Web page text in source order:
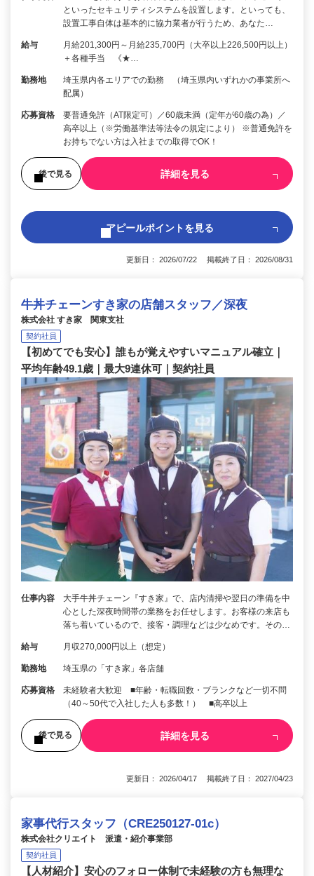
といったセキュリティシステムを設置します。といっても、
設置工事自体は基本的に協力業者が行うため、あなた…
給与
月給201,300円～月給235,700円（大卒以上226,500円以上）
＋各種手当 《★…
勤務地
埼玉県内各エリアでの勤務 （埼玉県内いずれかの事業所へ
配属）
応募資格
要普通免許（AT限定可）／60歳未満（定年が60歳の為）／
高卒以上（※労働基準法等法令の規定により） ※普通免許を
お持ちでない方は入社までの取得でOK！
後で見る 詳細を見る
アピールポイントを見る
更新日： 2026/07/22 掲載終了日： 2026/08/31
牛丼チェーンすき家の店舗スタッフ／深夜
株式会社 すき家 関東支社
契約社員
【初めてでも安心】誰もが覚えやすいマニュアル確立｜
平均年齢49.1歳｜最大9連休可｜契約社員
仕事内容
大手牛丼チェーン『すき家』で、店内清掃や翌日の準備を中
心とした深夜時間帯の業務をお任せします。お客様の来店も
落ち着いているので、接客・調理などは少なめです。その…
給与 月収270,000円以上（想定）
勤務地 埼玉県の「すき家」各店舗
応募資格
未経験者大歓迎 ■年齢・転職回数・ブランクなど一切不問
（40～50代で入社した人も多数！） ■高卒以上
後で見る 詳細を見る
更新日： 2026/04/17 掲載終了日： 2027/04/23
家事代行スタッフ（CRE250127-01c）
株式会社クリエイト 派遣・紹介事業部
契約社員
【人材紹介】安心のフォロー体制で未経験の方も無理な